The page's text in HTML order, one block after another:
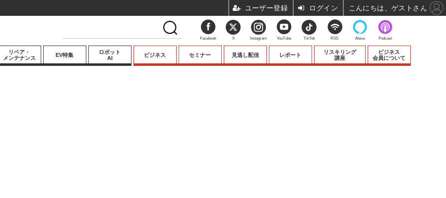
リペア・
メンテナンス
EV特集
ロボット
AI
ビジネス セミナー 見逃し配信 レポート
リスキリング
講座
ビジネス
会員について
Facebook X Instagram YouTube TikTok RSS Alexa Podcast
ユーザー登録 ログイン こんにちは、ゲストさん